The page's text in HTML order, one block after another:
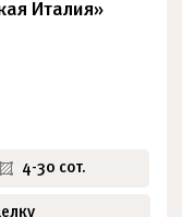
Италия»
4-30 сот.